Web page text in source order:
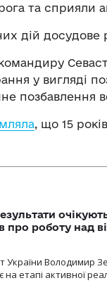
та сприяли
дій досудове
у вигляді
позбавлення
, що 15
про роботу над
України Володимир
етапі активної